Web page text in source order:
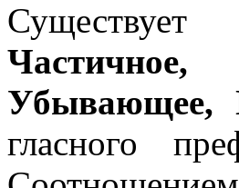
Убывающее,
гласного